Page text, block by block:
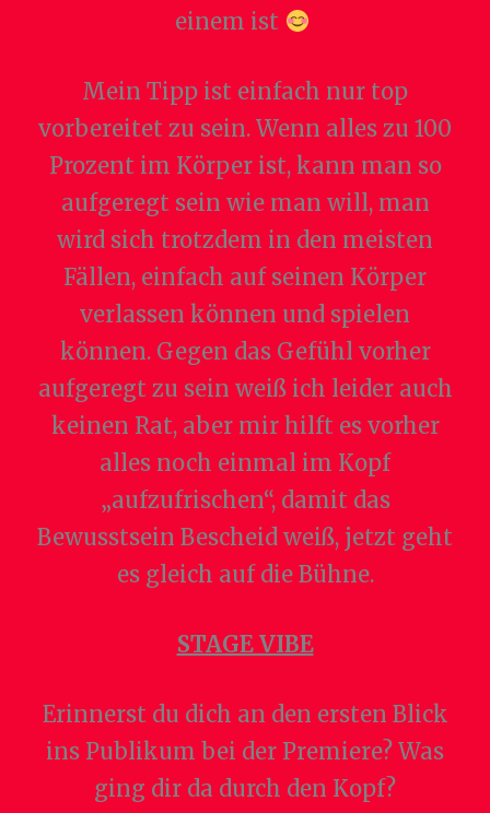
einem ist
Mein Tipp ist einfach nur top
vorbereitet zu sein. Wenn alles zu 100
Prozent im Körper ist, kann man so
aufgeregt sein wie man will, man
wird sich trotzdem in den meisten
Fällen, einfach auf seinen Körper
verlassen können und spielen
können. Gegen das Gefühl vorher
aufgeregt zu sein weiß ich leider auch
keinen Rat, aber mir hilft es vorher
alles noch einmal im Kopf
„aufzufrischen“, damit das
Bewusstsein Bescheid weiß, jetzt geht
es gleich auf die Bühne.
STAGE VIBE
Erinnerst du dich an den ersten Blick
ins Publikum bei der Premiere? Was
ging dir da durch den Kopf?